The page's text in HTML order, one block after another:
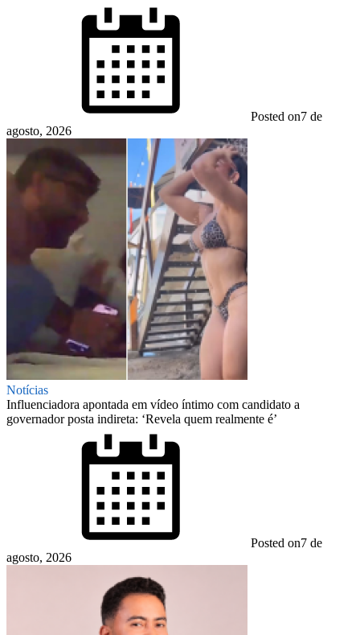
Posted on7 de
agosto, 2026
Notícias
Influenciadora apontada em vídeo íntimo com candidato a
governador posta indireta: ‘Revela quem realmente é’
Posted on7 de
agosto, 2026